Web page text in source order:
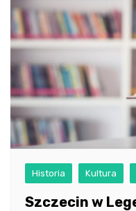
Historia Kultura
Szczecin w